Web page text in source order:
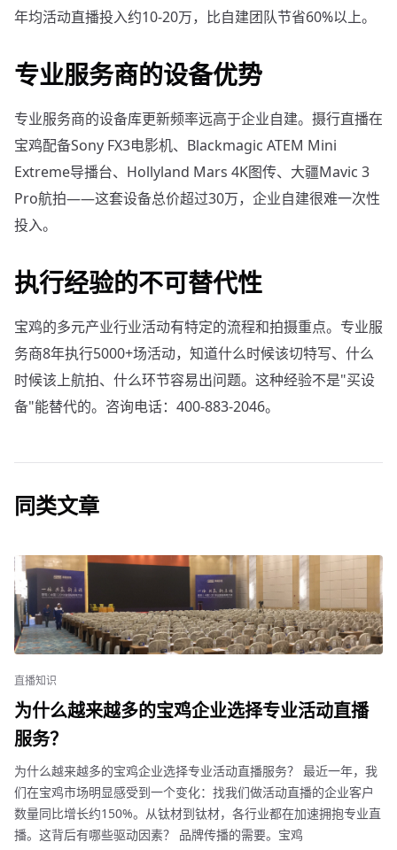
年均活动直播投入约10-20万，比自建团队节省60%以上。
专业服务商的设备优势
专业服务商的设备库更新频率远高于企业自建。摄行直播在
宝鸡配备Sony FX3电影机、Blackmagic ATEM Mini
Extreme导播台、Hollyland Mars 4K图传、大疆Mavic 3
Pro航拍——这套设备总价超过30万，企业自建很难一次性
投入。
执行经验的不可替代性
宝鸡的多元产业行业活动有特定的流程和拍摄重点。专业服
务商8年执行5000+场活动，知道什么时候该切特写、什么
时候该上航拍、什么环节容易出问题。这种经验不是"买设
备"能替代的。咨询电话：400-883-2046。
同类文章
直播知识
为什么越来越多的宝鸡企业选择专业活动直播
服务？
为什么越来越多的宝鸡企业选择专业活动直播服务？ 最近一年，我
们在宝鸡市场明显感受到一个变化：找我们做活动直播的企业客户
数量同比增长约150%。从钛材到钛材，各行业都在加速拥抱专业直
播。这背后有哪些驱动因素？ 品牌传播的需要。宝鸡